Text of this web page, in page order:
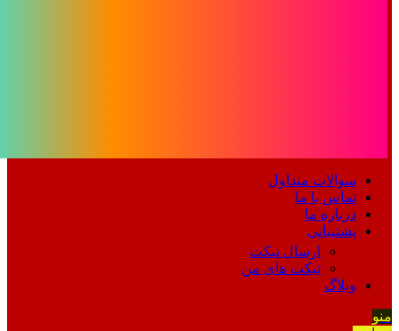
سوالات متداول
تماس با ما
درباره ما
پشتیبانی
ارسال تیکت
تیکت های من
وبلاگ
منو